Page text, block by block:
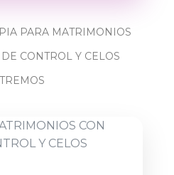
PARA MATRIMONIOS
CONTROL Y CELOS